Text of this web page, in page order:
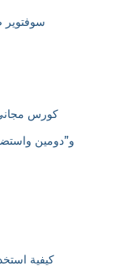
سوفتوير
كورس مجاني
و”دومين
كيفية